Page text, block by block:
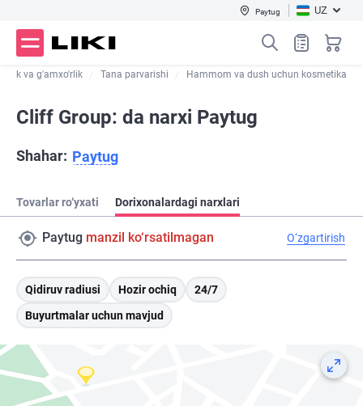
Paytug UZ
va g'amxo'rlik Tana parvarishi Hammom va dush uchun kosmetika
Cliff Group: da narxi Paytug
Shahar: Paytug
Tovarlar ro‘yxati Dorixonalardagi narxlari
Paytug manzil ko‘rsatilmagan O‘zgartirish
Qidiruv radiusi Hozir ochiq
24/7
Buyurtmalar uchun mavjud